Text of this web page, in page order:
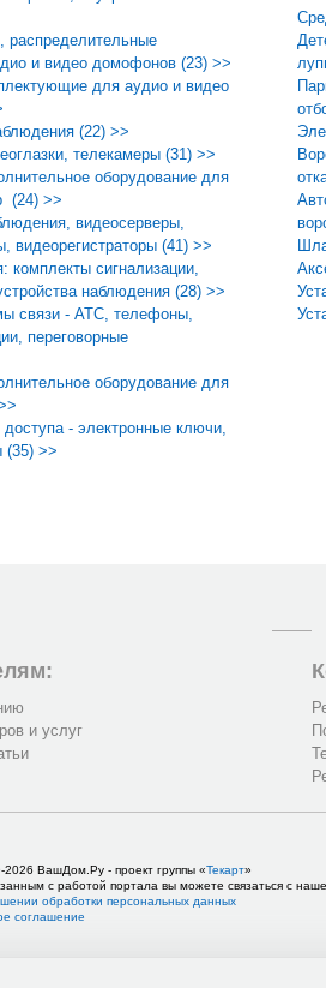
распределительные
и видео домофонов (23) >>
для аудио и видео
(22) >>
телекамеры (31) >>
оборудование для
(24) >>
видеосерверы,
видеорегистраторы (41) >>
комплекты сигнализации,
наблюдения (28) >>
связи - АТС, телефоны,
переговорные
оборудование для
- электронные ключи,
(35) >>
и услуг
2026 ВашДом.Ру - проект группы «Текарт»
с работой портала вы можете связаться с
обработки персональных данных
соглашение